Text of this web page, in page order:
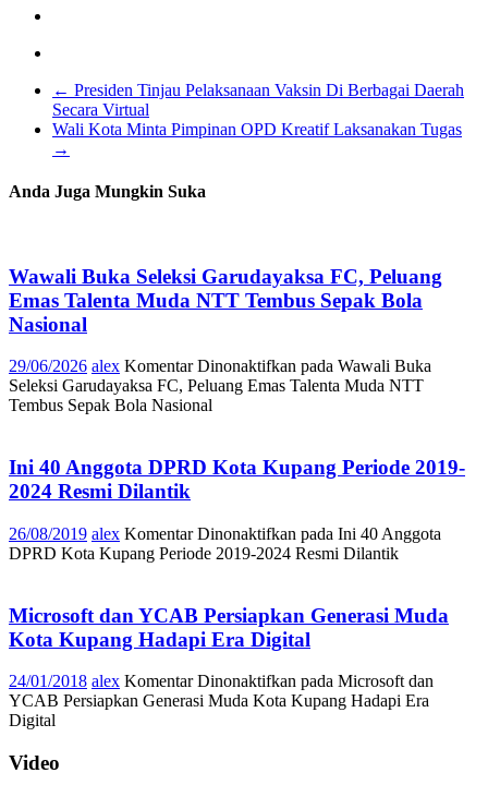
← Presiden Tinjau Pelaksanaan Vaksin Di Berbagai Daerah
Secara Virtual
Wali Kota Minta Pimpinan OPD Kreatif Laksanakan Tugas
→
Anda Juga Mungkin Suka
Wawali Buka Seleksi Garudayaksa FC, Peluang
Emas Talenta Muda NTT Tembus Sepak Bola
Nasional
29/06/2026 alex Komentar Dinonaktifkan pada Wawali Buka
Seleksi Garudayaksa FC, Peluang Emas Talenta Muda NTT
Tembus Sepak Bola Nasional
Ini 40 Anggota DPRD Kota Kupang Periode 2019-
2024 Resmi Dilantik
26/08/2019 alex Komentar Dinonaktifkan pada Ini 40 Anggota
DPRD Kota Kupang Periode 2019-2024 Resmi Dilantik
Microsoft dan YCAB Persiapkan Generasi Muda
Kota Kupang Hadapi Era Digital
24/01/2018 alex Komentar Dinonaktifkan pada Microsoft dan
YCAB Persiapkan Generasi Muda Kota Kupang Hadapi Era
Digital
Video